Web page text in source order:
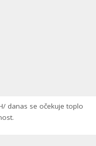
danas se očekuje toplo